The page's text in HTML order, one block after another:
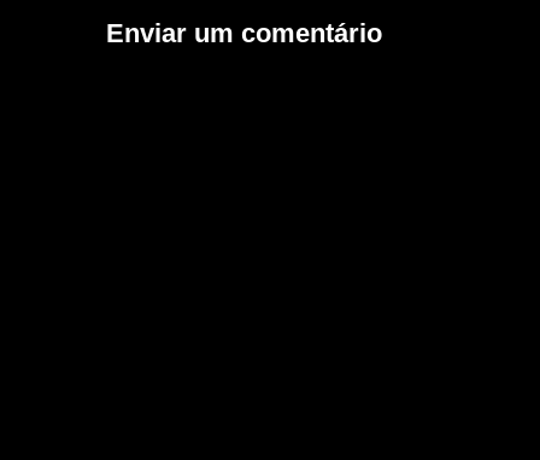
Enviar um comentário